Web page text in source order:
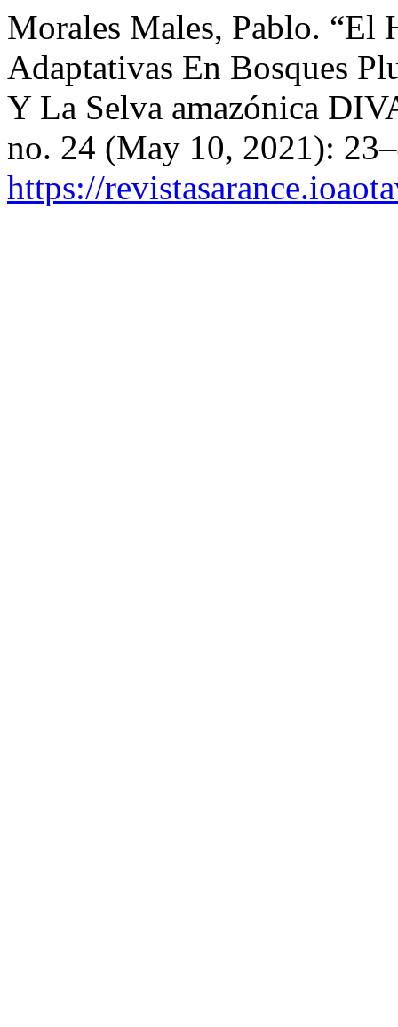
Morales Males, Pablo. “El
Adaptativas En Bosques
Y La Selva amazónica
no. 24 (May 10, 2021):
https://